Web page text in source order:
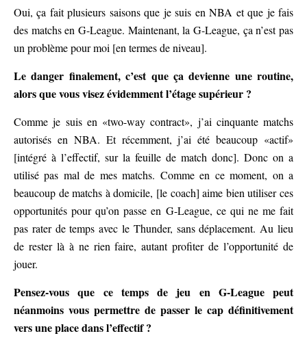
Oui, ça fait plusieurs saisons que je suis en NBA et que je fais
des matchs en G-League. Maintenant, la G-League, ça n’est pas
un problème pour moi [en termes de niveau].
Le danger finalement, c’est que ça devienne une routine,
alors que vous visez évidemment l’étage supérieur ?
Comme je suis en «two-way contract», j’ai cinquante matchs
autorisés en NBA. Et récemment, j’ai été beaucoup «actif»
[intégré à l’effectif, sur la feuille de match donc]. Donc on a
utilisé pas mal de mes matchs. Comme en ce moment, on a
beaucoup de matchs à domicile, [le coach] aime bien utiliser ces
opportunités pour qu’on passe en G-League, ce qui ne me fait
pas rater de temps avec le Thunder, sans déplacement. Au lieu
de rester là à ne rien faire, autant profiter de l’opportunité de
jouer.
Pensez-vous que ce temps de jeu en G-League peut
néanmoins vous permettre de passer le cap définitivement
vers une place dans l’effectif ?